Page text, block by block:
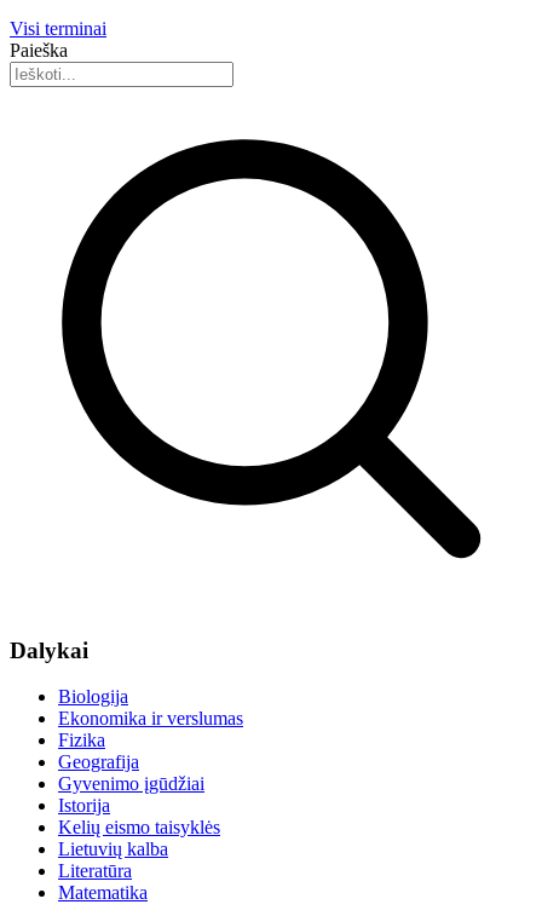
Visi terminai
Paieška
Dalykai
Biologija
Ekonomika ir verslumas
Fizika
Geografija
Gyvenimo įgūdžiai
Istorija
Kelių eismo taisyklės
Lietuvių kalba
Literatūra
Matematika